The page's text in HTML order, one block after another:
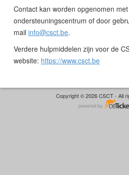
Contact kan worden opgenomen
ondersteuningscentrum of door
mail info@csct.be.
Verdere hulpmiddelen zijn voor de
website: https://www.csct.be
Copyright © 2026 CSCT - All